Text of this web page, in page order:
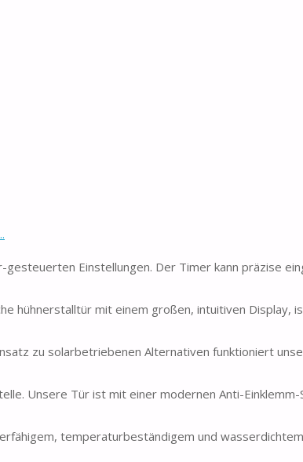
gesteuerten Einstellungen. Der Timer kann präzise
hühnerstalltür mit einem großen, intuitiven Display,
zu solarbetriebenen Alternativen funktioniert
Unsere Tür ist mit einer modernen Anti-Einklemm-
temperaturbeständigem und wasserdichtem